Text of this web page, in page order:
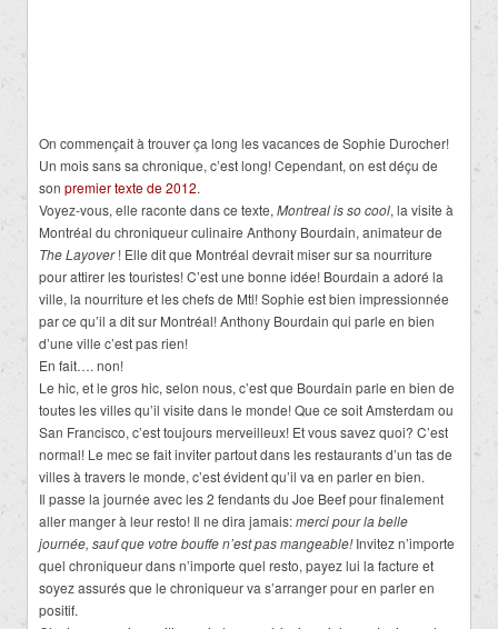
On commençait à trouver ça long les vacances de Sophie Durocher!
Un mois sans sa chronique, c’est long! Cependant, on est déçu de
son premier texte de 2012.
Voyez-vous, elle raconte dans ce texte, Montreal is so cool, la visite à
Montréal du chroniqueur culinaire Anthony Bourdain, animateur de
The Layover! Elle dit que Montréal devrait miser sur sa nourriture
pour attirer les touristes! C’est une bonne idée! Bourdain a adoré la
ville, la nourriture et les chefs de Mtl! Sophie est bien impressionnée
par ce qu’il a dit sur Montréal! Anthony Bourdain qui parle en bien
d’une ville c’est pas rien!
En fait…. non!
Le hic, et le gros hic, selon nous, c’est que Bourdain parle en bien de
toutes les villes qu’il visite dans le monde! Que ce soit Amsterdam ou
San Francisco, c’est toujours merveilleux! Et vous savez quoi? C’est
normal! Le mec se fait inviter partout dans les restaurants d’un tas de
villes à travers le monde, c’est évident qu’il va en parler en bien.
Il passe la journée avec les 2 fendants du Joe Beef pour finalement
aller manger à leur resto! Il ne dira jamais:merci pour la belle
journée, sauf que votre bouffe n’est pas mangeable!Invitez n’importe
quel chroniqueur dans n’importe quel resto, payez lui la facture et
soyez assurés que le chroniqueur va s’arranger pour en parler en
positif.